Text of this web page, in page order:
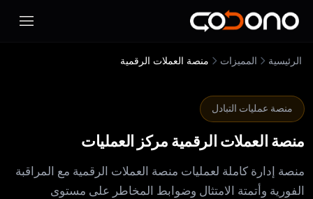
فتح
الرئيسية المميزات منصة العملات الرقمية
منصة عمليات التبادل
منصة العملات الرقمية مركز العمليات
منصة إدارة كاملة لعمليات منصة العملات الرقمية مع المراقبة
الفورية وأتمتة الامتثال وضوابط المخاطر على مستوى